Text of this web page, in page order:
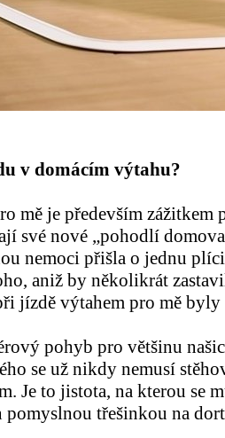
v domácím výtahu?
mě je především zážitkem
své nové „pohodlí
nemoci přišla o jednu
aniž by několikrát
jízdě výtahem pro mě
pohyb pro většinu
se už nikdy nemusí
Je to jistota, na kterou se
pomyslnou třešinkou na